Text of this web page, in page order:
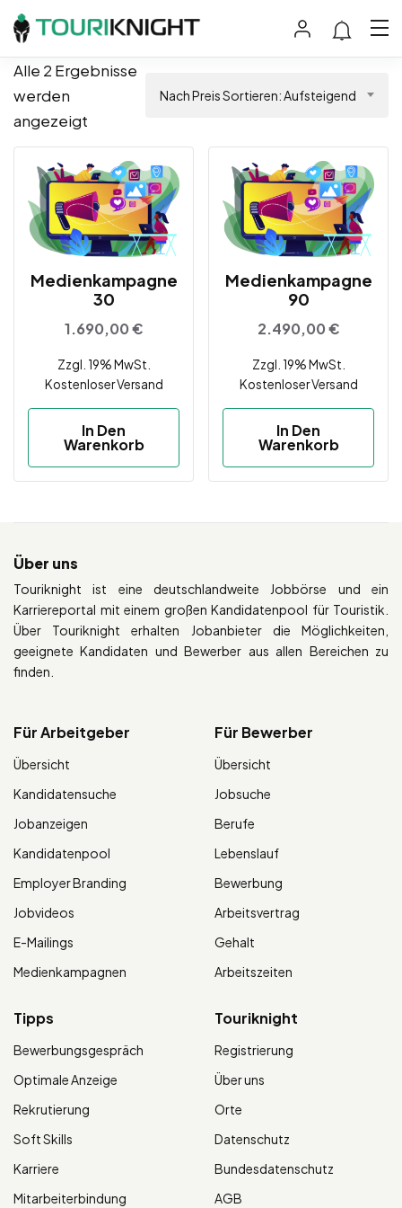
Alle 2 Ergebnisse
werden
angezeigt
Nach Preis Sortieren: Aufsteigend
Medienkampagne
30
1.690,00€
Zzgl. 19% MwSt.
Kostenloser Versand
In Den
Warenkorb
Medienkampagne
90
2.490,00€
Zzgl. 19% MwSt.
Kostenloser Versand
In Den
Warenkorb
Über uns
Touriknight ist eine deutschlandweite Jobbörse und ein
Karriereportal mit einem großen Kandidatenpool für Touristik.
Über Touriknight erhalten Jobanbieter die Möglichkeiten,
geeignete Kandidaten und Bewerber aus allen Bereichen zu
finden.
Für Arbeitgeber
Übersicht
Kandidatensuche
Jobanzeigen
Kandidatenpool
Employer Branding
Jobvideos
E-Mailings
Medienkampagnen
Für Bewerber
Übersicht
Jobsuche
Berufe
Lebenslauf
Bewerbung
Arbeitsvertrag
Gehalt
Arbeitszeiten
Tipps
Bewerbungsgespräch
Optimale Anzeige
Rekrutierung
Soft Skills
Karriere
Mitarbeiterbindung
Touriknight
Registrierung
Über uns
Orte
Datenschutz
Bundesdatenschutz
AGB